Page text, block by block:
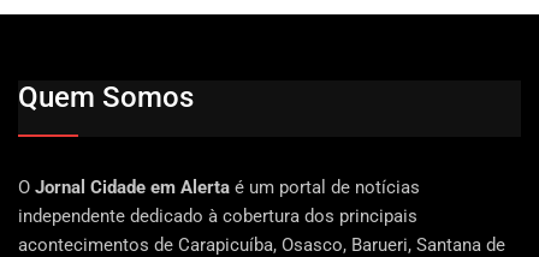
Quem Somos
O Jornal Cidade em Alerta é um portal de notícias
independente dedicado à cobertura dos principais
acontecimentos de Carapicuíba, Osasco, Barueri, Santana de